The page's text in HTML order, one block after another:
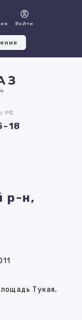
Войти
РФ
18
р-н,
Тукая,